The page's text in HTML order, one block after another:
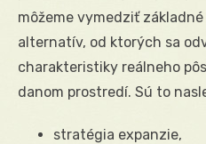
môžeme vymedziť
alternatív, od ktorých sa
charakteristiky reálneho
danom prostredí. Sú to
stratégia expanzie,